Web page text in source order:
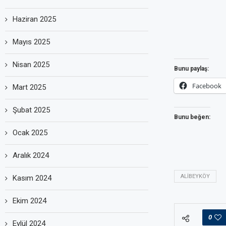
Bunu paylaş:
Facebook
Bunu beğen:
ALIBEYKÖY
0
Haziran 2025
Mayıs 2025
Nisan 2025
Mart 2025
Şubat 2025
Ocak 2025
Aralık 2024
Kasım 2024
Ekim 2024
Eylül 2024